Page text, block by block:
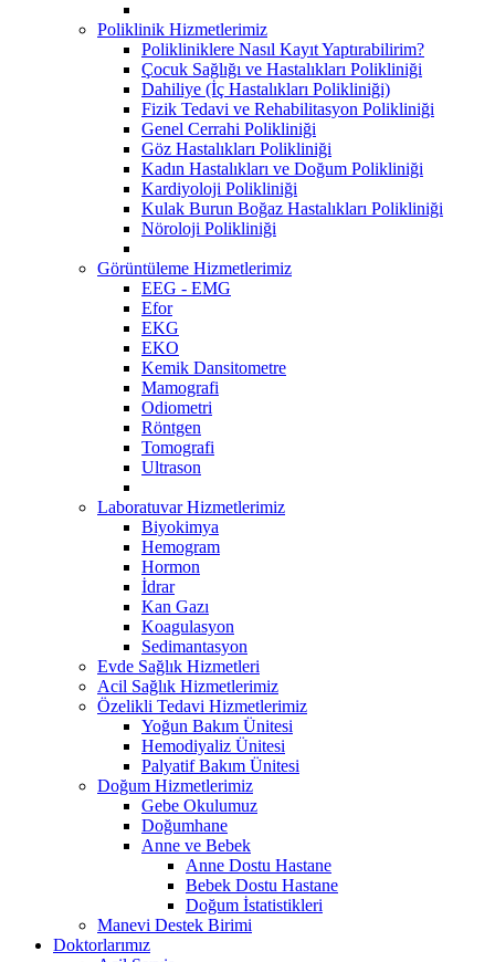
Poliklinik Hizmetlerimiz
Polikliniklere Nasıl Kayıt Yaptırabilirim?
Çocuk Sağlığı ve Hastalıkları Polikliniği
Dahiliye (İç Hastalıkları Polikliniği)
Fizik Tedavi ve Rehabilitasyon Polikliniği
Genel Cerrahi Polikliniği
Göz Hastalıkları Polikliniği
Kadın Hastalıkları ve Doğum Polikliniği
Kardiyoloji Polikliniği
Kulak Burun Boğaz Hastalıkları Polikliniği
Nöroloji Polikliniği
Görüntüleme Hizmetlerimiz
EEG - EMG
Efor
EKG
EKO
Kemik Dansitometre
Mamografi
Odiometri
Röntgen
Tomografi
Ultrason
Laboratuvar Hizmetlerimiz
Biyokimya
Hemogram
Hormon
İdrar
Kan Gazı
Koagulasyon
Sedimantasyon
Evde Sağlık Hizmetleri
Acil Sağlık Hizmetlerimiz
Özelikli Tedavi Hizmetlerimiz
Yoğun Bakım Ünitesi
Hemodiyaliz Ünitesi
Palyatif Bakım Ünitesi
Doğum Hizmetlerimiz
Gebe Okulumuz
Doğumhane
Anne ve Bebek
Anne Dostu Hastane
Bebek Dostu Hastane
Doğum İstatistikleri
Manevi Destek Birimi
Doktorlarımız